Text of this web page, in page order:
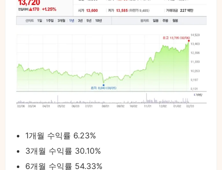
1개월 수익률 6.23%
3개월 수익률 30.10%
6개월 수익률 54.33%